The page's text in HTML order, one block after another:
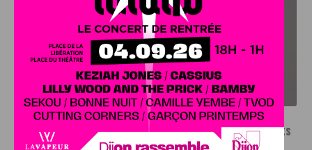
LE DFCO DÉVOILE SES NOUVEAUX MAILLOTS POUR LA
SAISON 2026-2027
INFOS,SPORT
Le DFCO dévoile ses nouveaux maillots